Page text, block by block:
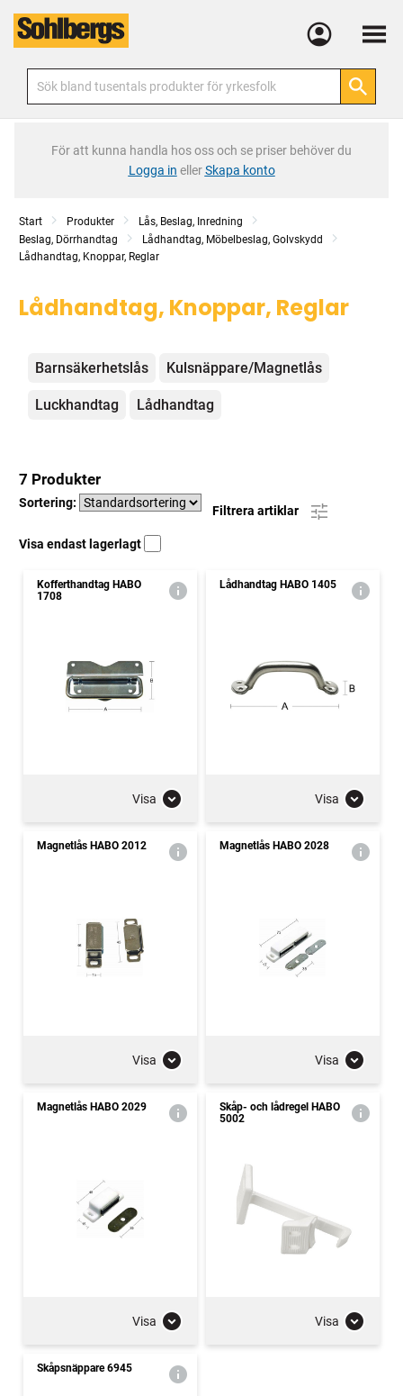
Meny
För att kunna handla hos oss och se priser behöver du
Logga in ellerSkapa konto
Start Produkter
Lås, Beslag, Inredning
Beslag, Dörrhandtag
Lådhandtag, Möbelbeslag, Golvskydd
Lådhandtag, Knoppar, Reglar
Lådhandtag, Knoppar, Reglar
Kategorier
Barnsäkerhetslås Kulsnäppare/Magnetlås
Luckhandtag Lådhandtag
7 Produkter
Sortering:
Filtrera artiklar
Visa endast lagerlagt
Kofferthandtag HABO
1708
Visa
Lådhandtag HABO 1405
Visa
Magnetlås HABO 2012
Visa
Magnetlås HABO 2028
Visa
Magnetlås HABO 2029
Visa
Skåp- och lådregel HABO
5002
Visa
Skåpsnäppare 6945